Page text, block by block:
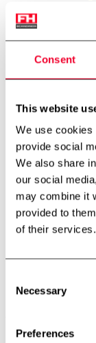
Consent
This website
We use cookies
provide social
We also share
our social
may combine it
provided to
of their services.
Selection
Necessary
Preferences
Nyheder
Om os
Miljø &
Cases
Job
Job
Kontakt
Opbygning af